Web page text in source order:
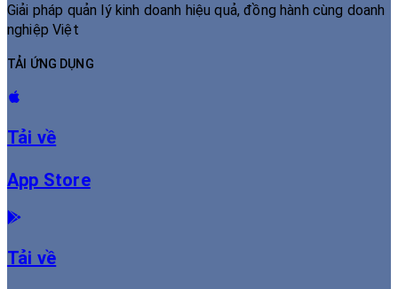
Giải pháp quản lý kinh doanh hiệu quả, đồng hành cùng doanh
nghiệp Việt
TẢI ỨNG DỤNG
Tải về
App Store
Tải về